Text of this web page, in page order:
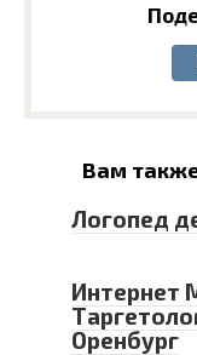
Вам
Логопед
Интернет
Оренбург